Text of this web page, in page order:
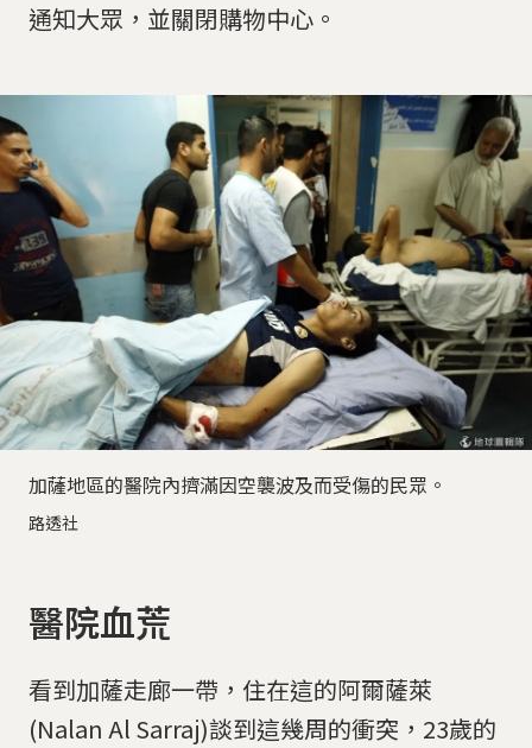
通知大眾，並關閉購物中心。
加薩地區的醫院內擠滿因空襲波及而受傷的民眾。
路透社
醫院血荒
看到加薩走廊一帶，住在這的阿爾薩萊
(Nalan Al Sarraj)談到這幾周的衝突，23歲的